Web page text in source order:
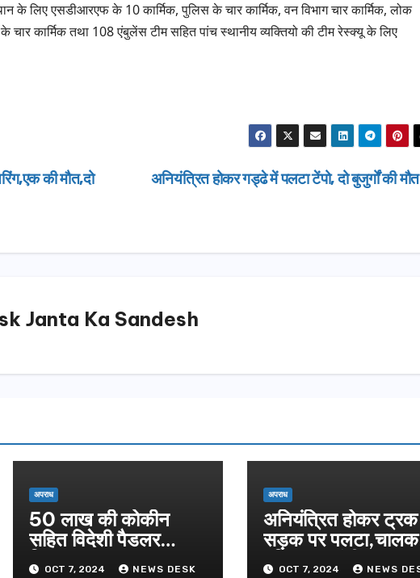
के लिए एसडीआरएफ के 10 कार्मिक, पुलिस के चार कार्मिक, वन विभाग चार कार्मिक, लोक
के चार कार्मिक तथा 108 एंबुलेंस टीम सहित पांच स्थानीय व्यक्तियो की टीम रेस्क्यू के लिए
अनियंत्रित होकर गड्ढे में पलटा टेंपो, दो बुजुर्गों की मौत
की मौत,दो
Janta Ka Sandesh
अपराध
50 लाख की कोकीन
सहित विदेशी पैडलर
गिफ्तार
OCT 7, 2024 NEWS DESK
अपराध
अनियंत्रित होकर ट्रक
सड़क पर
परिचालक गंभीर
OCT 7, 2024 NEWS
से जुड़ी 12